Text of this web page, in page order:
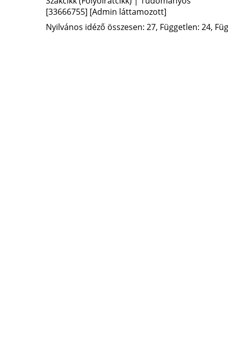
[33666755] [Admin láttamozott]
Nyilvános idéző összesen: 27, Független: 24,